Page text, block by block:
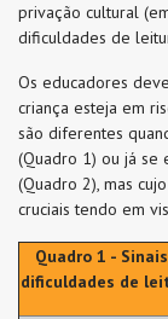
privação cultural
dificuldades de
Os educadores
criança esteja em
são diferentes
(Quadro 1) ou já se
(Quadro 2), mas
cruciais tendo em
Quadro 1 -
dificuldades de